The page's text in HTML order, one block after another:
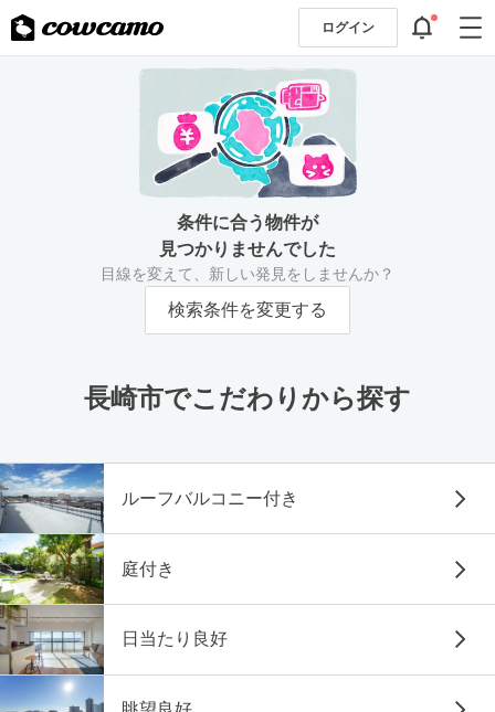
ログイン
条件に合う物件が
見つかりませんでした
目線を変えて、新しい発見をしませんか？
検索条件を変更する
長崎市でこだわりから探す
ルーフバルコニー付き
庭付き
日当たり良好